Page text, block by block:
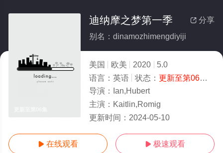
 分享
迪纳摩之梦第一季
别名：dinamozhimengdiyiji
美国 欧美 2020
5.0
语言： 英语 状态： 更新至第06集
导演：
Ian,Hubert
主演： Kaitlin,Romig
更新时间： 2024-05-10
 在线观看  极速观看